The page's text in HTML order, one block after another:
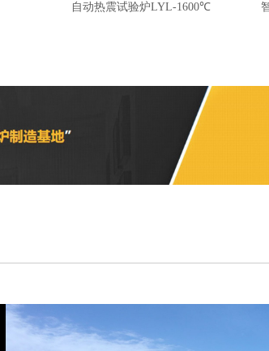
自动热震试验炉LYL-1600℃